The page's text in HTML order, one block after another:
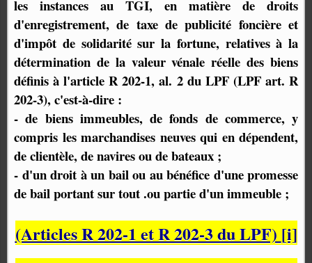
les instances au TGI, en matière de droits
d'enregistrement, de taxe de publicité foncière et
d'impôt de solidarité sur la fortune, relatives à la
détermination de la valeur vénale réelle des biens
définis à l'article R 202-1, al. 2 du LPF (LPF art. R
202-3), c'est-à-dire :
- de biens immeubles, de fonds de commerce, y
compris les marchandises neuves qui en dépendent,
de clientèle, de navires ou de bateaux ;
- d'un droit à un bail ou au bénéfice d'une promesse
de bail portant sur tout .ou partie d'un immeuble ;
(Articles R 202-1 et R 202-3 du LPF) [i]